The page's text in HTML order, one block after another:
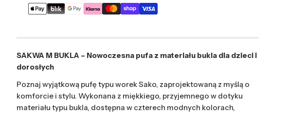
Metody
SAKWA M BUKLA – Nowoczesna pufa z materiału bukla dla dzieci i
dorosłych
Poznaj wyjątkową pufę typu worek Sako, zaprojektowaną z myślą o
komforcie i stylu. Wykonana z miękkiego, przyjemnego w dotyku
materiału typu bukla, dostępna w czterech modnych kolorach,